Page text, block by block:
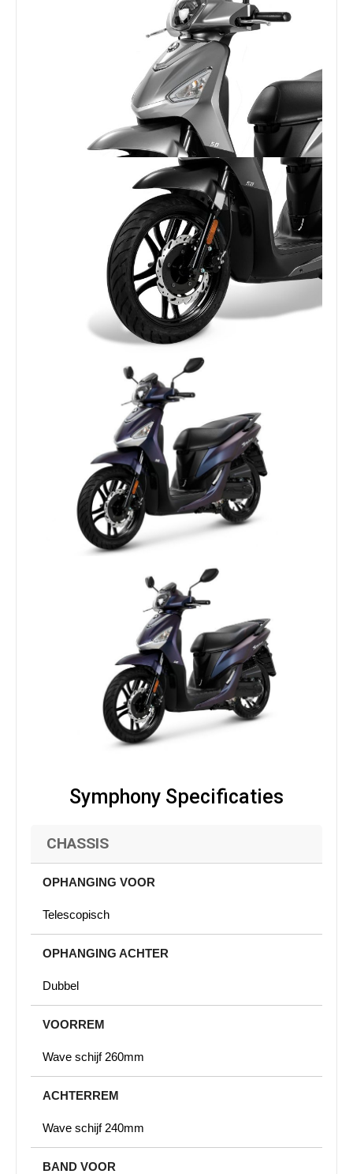
Symphony Specificaties
CHASSIS
OPHANGING VOOR
Telescopisch
OPHANGING ACHTER
Dubbel
VOORREM
Wave schijf 260mm
ACHTERREM
Wave schijf 240mm
BAND VOOR